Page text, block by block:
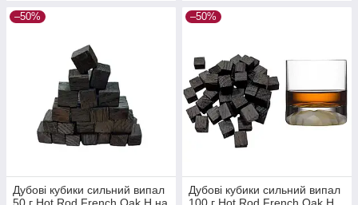
–50%
Дубові кубики сильний випал
–50%
Дубові кубики сильний випал